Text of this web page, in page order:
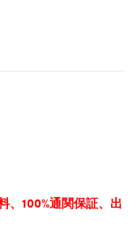
、100%通関保証、出